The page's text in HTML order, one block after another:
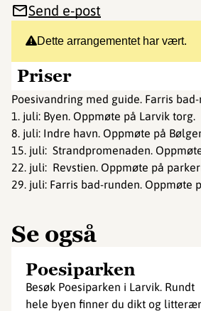
Dette arrangementet har vært.
Priser
Poesivandring med guide. Farris
1. juli: Byen. Oppmøte på Larvik torg.
8. juli: Indre havn. Oppmøte på
15. juli: Strandpromenaden.
22. juli: Revstien. Oppmøte på
29. juli: Farris bad-runden. Oppmøte
Send e-post
Se også
Poesiparken
Besøk Poesiparken i Larvik. Rundt
hele byen finner du dikt og